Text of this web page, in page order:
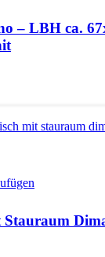
– LBH ca.
Stauraum